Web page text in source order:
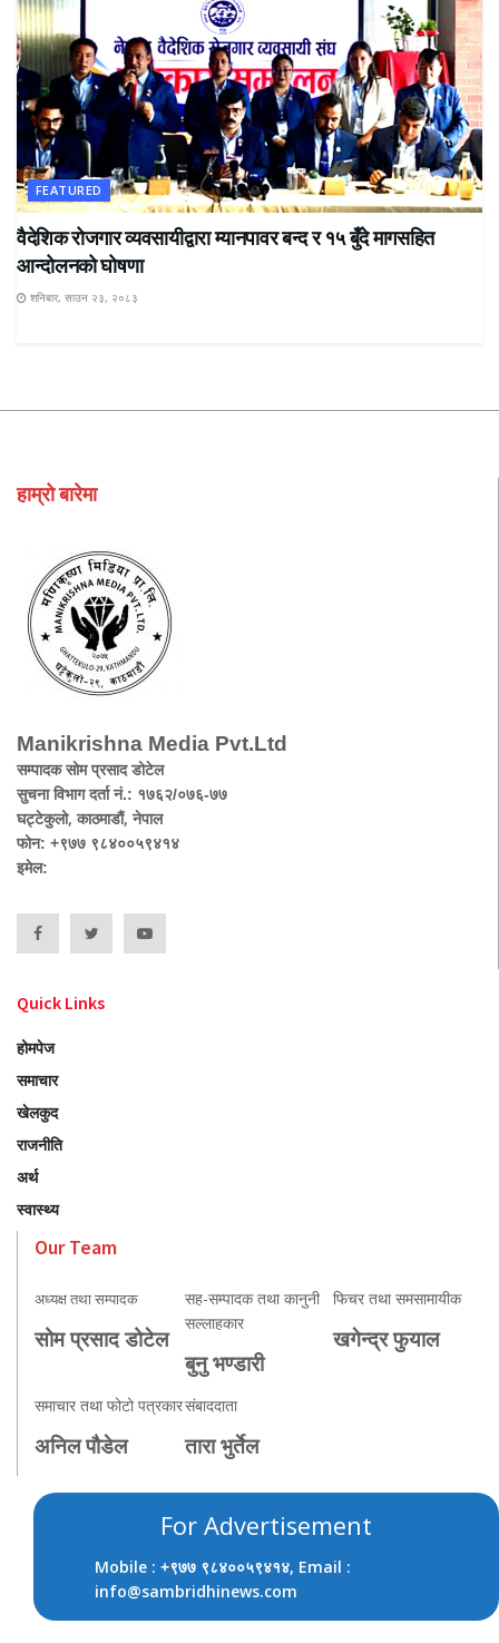
FEATURED
वैदेशिक रोजगार व्यवसायीद्वारा म्यानपावर बन्द र १५ बुँदे मागसहित
आन्दोलनको घोषणा
शनिबार, साउन २३, २०८३
हाम्रो बारेमा
Manikrishna Media Pvt.Ltd
सम्पादक सोम प्रसाद डोटेल
सुचना विभाग दर्ता नं.: १७६२/०७६-७७
घट्टेकुलो, काठमाडौं, नेपाल
फोन: +९७७ ९८४००५९४१४
इमेल:
Quick Links
होमपेज
समाचार
खेलकुद
राजनीति
अर्थ
स्वास्थ्य
Our Team
अध्यक्ष तथा सम्पादक
सोम प्रसाद डोटेल
सह-सम्पादक तथा कानुनी
सल्लाहकार
बुनु भण्डारी
फिचर तथा समसामायीक
खगेन्द्र फुयाल
समाचार तथा फोटो पत्रकार
अनिल पौडेल
संबाददाता
तारा भुर्तेल
For Advertisement
Mobile : +९७७ ९८४००५९४१४, Email :
info@sambridhinews.com